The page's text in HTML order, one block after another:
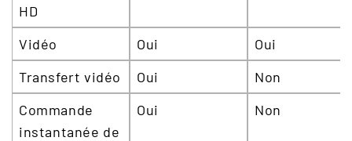
HD
Vidéo Oui
Oui
Transfert vidéo
Oui
Non
Commande
instantanée de
Oui Non